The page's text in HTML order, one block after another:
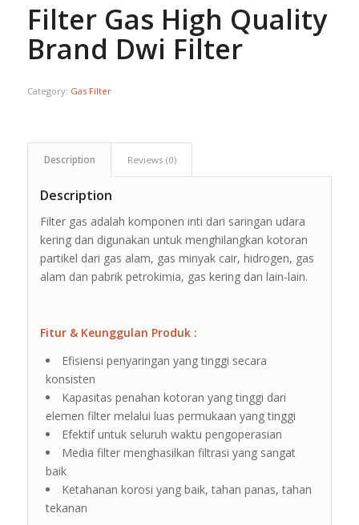
Filter Gas High Quality
Brand Dwi Filter
Category: Gas Filter
Description Reviews (0)
Description
Filter gas adalah komponen inti dari saringan udara
kering dan digunakan untuk menghilangkan kotoran
partikel dari gas alam, gas minyak cair, hidrogen, gas
alam dan pabrik petrokimia, gas kering dan lain-lain.
Fitur & Keunggulan Produk :
Efisiensi penyaringan yang tinggi secara
konsisten
Kapasitas penahan kotoran yang tinggi dari
elemen filter melalui luas permukaan yang tinggi
Efektif untuk seluruh waktu pengoperasian
Media filter menghasilkan filtrasi yang sangat
baik
Ketahanan korosi yang baik, tahan panas, tahan
tekanan